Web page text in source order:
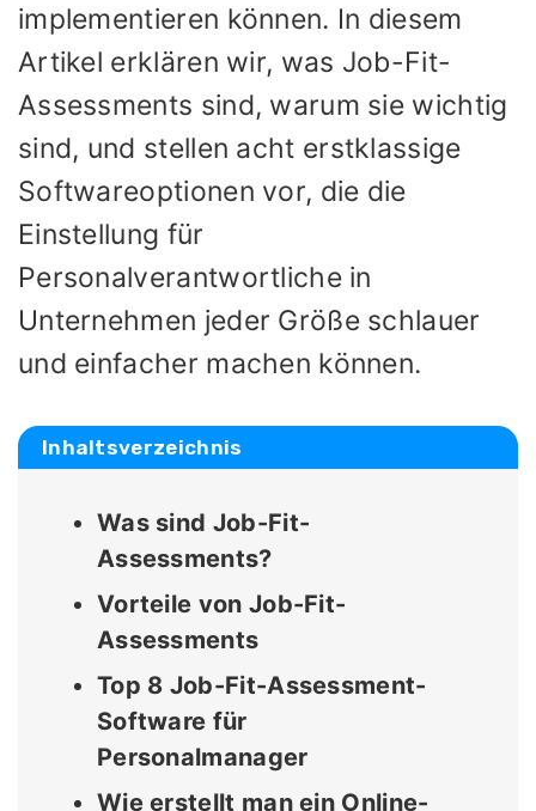
implementieren können. In diesem
Artikel erklären wir, was Job-Fit-
Assessments sind, warum sie wichtig
sind, und stellen acht erstklassige
Softwareoptionen vor, die die
Einstellung für
Personalverantwortliche in
Unternehmen jeder Größe schlauer
und einfacher machen können.
Inhaltsverzeichnis
Was sind Job-Fit-
Assessments?
Vorteile von Job-Fit-
Assessments
Top 8 Job-Fit-Assessment-
Software für
Personalmanager
Wie erstellt man ein Online-